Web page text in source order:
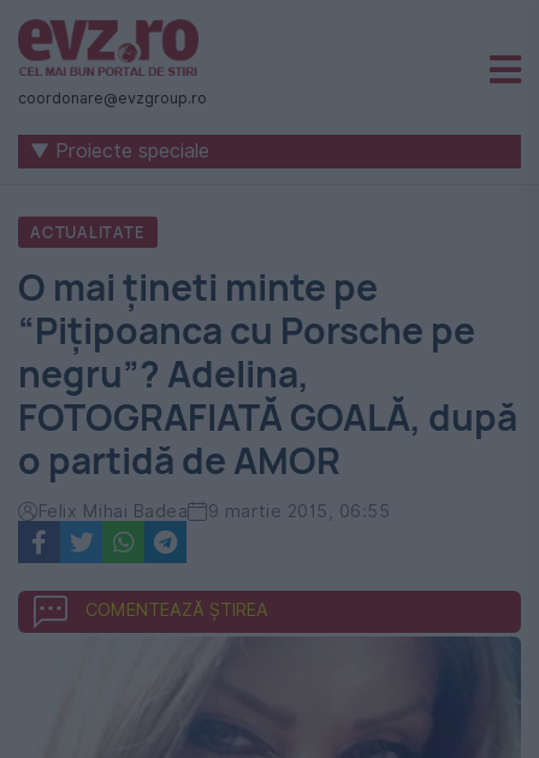
Știri
naționale
internaționale
România
-
Evenimentul
Zilei
coordonare@evzgroup.ro
▼ Proiecte speciale
ACTUALITATE
O mai ţineti minte pe
“Piţipoanca cu Porsche pe
negru”? Adelina,
FOTOGRAFIATĂ GOALĂ, după
o partidă de AMOR
Felix Mihai Badea 9 martie 2015, 06:55
COMENTEAZĂ ȘTIREA